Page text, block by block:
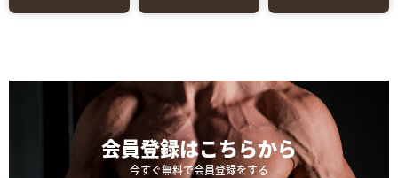
会員登録はこちらから
今すぐ無料で会員登録をする